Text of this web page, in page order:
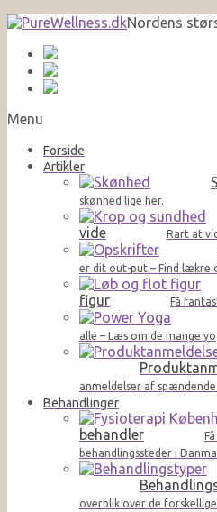
Nordens
Menu
Forside
Artikler
skønhed lige her.
vide
Rart at
er dit out-put – Find lækre
figur
Få
alle – Læs om de mange
anmeldelser af
Behandlinger
behandler
behandlingssteder i
overblik over de